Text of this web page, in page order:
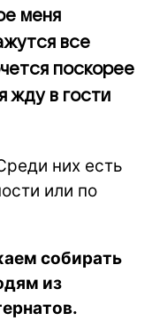
меня
все
поскорее
жду в гости
них есть
или по
собирать
из